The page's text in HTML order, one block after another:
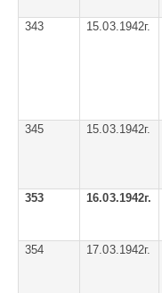
343
15.03.1942г.
345
15.03.1942г.
353
16.03.1942г.
354
17.03.1942г.